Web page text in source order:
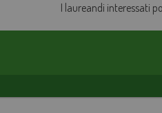
I laureandi interessati